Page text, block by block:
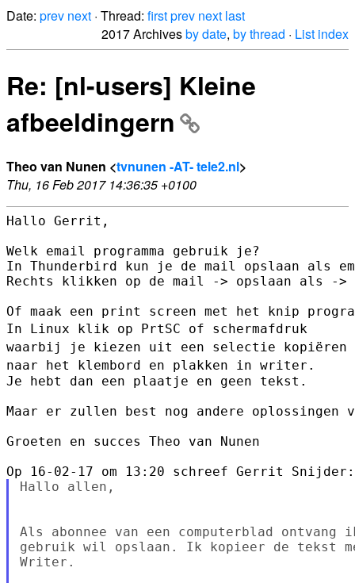
Date: prev next · Thread: firstprev next last
2017 Archivesby date, by thread · List index
Re: [nl-users] Kleine
afbeeldingern
Theo van Nunen <tvnunen -AT- tele2.nl>
Thu, 16 Feb 2017 14:36:35 +0100
Hallo Gerrit,
Welk email programma gebruik je?
In Thunderbird kun je de mail opslaan als
Rechts klikken op de mail -> opslaan als ->
In Linux klik op PrtSC of schermafdruk
waarbij je kiezen uit een selectie kopiëren
naar het klembord en plakken in writer.
Je hebt dan een plaatje en geen tekst.
Maar er zullen best nog andere
Groeten en succes Theo van Nunen
Hallo allen,
Als abonnee van een computerblad
gebruik wil opslaan. Ik kopieer de tekst
Writer.